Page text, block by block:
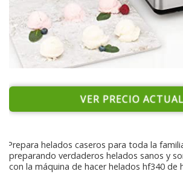
VER PRECIO ACTUAL
¡Prepara helados caseros para toda la
preparando verdaderos helados sanos y
con la máquina de hacer helados hf340 de